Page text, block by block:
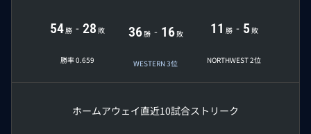
54勝 - 28 敗
勝率 0.659
36勝 - 16 敗
WESTERN 3位
11 勝 - 5 敗
NORTHWEST 2位
ホームアウェイ直近10試合ストリーク